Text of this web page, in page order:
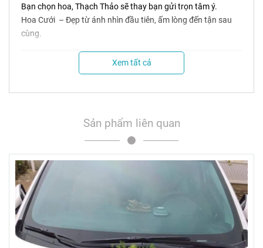
Bạn chọn hoa, Thạch Thảo sẽ thay bạn gửi trọn tâm ý.
Hoa Cưới – Đẹp từ ánh nhìn đầu tiên, ấm lòng đến tận sau
cùng.
Xem tất cả
Sản phẩm liên quan